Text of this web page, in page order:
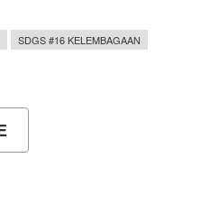
SDGS #16 KELEMBAGAAN
SHARING